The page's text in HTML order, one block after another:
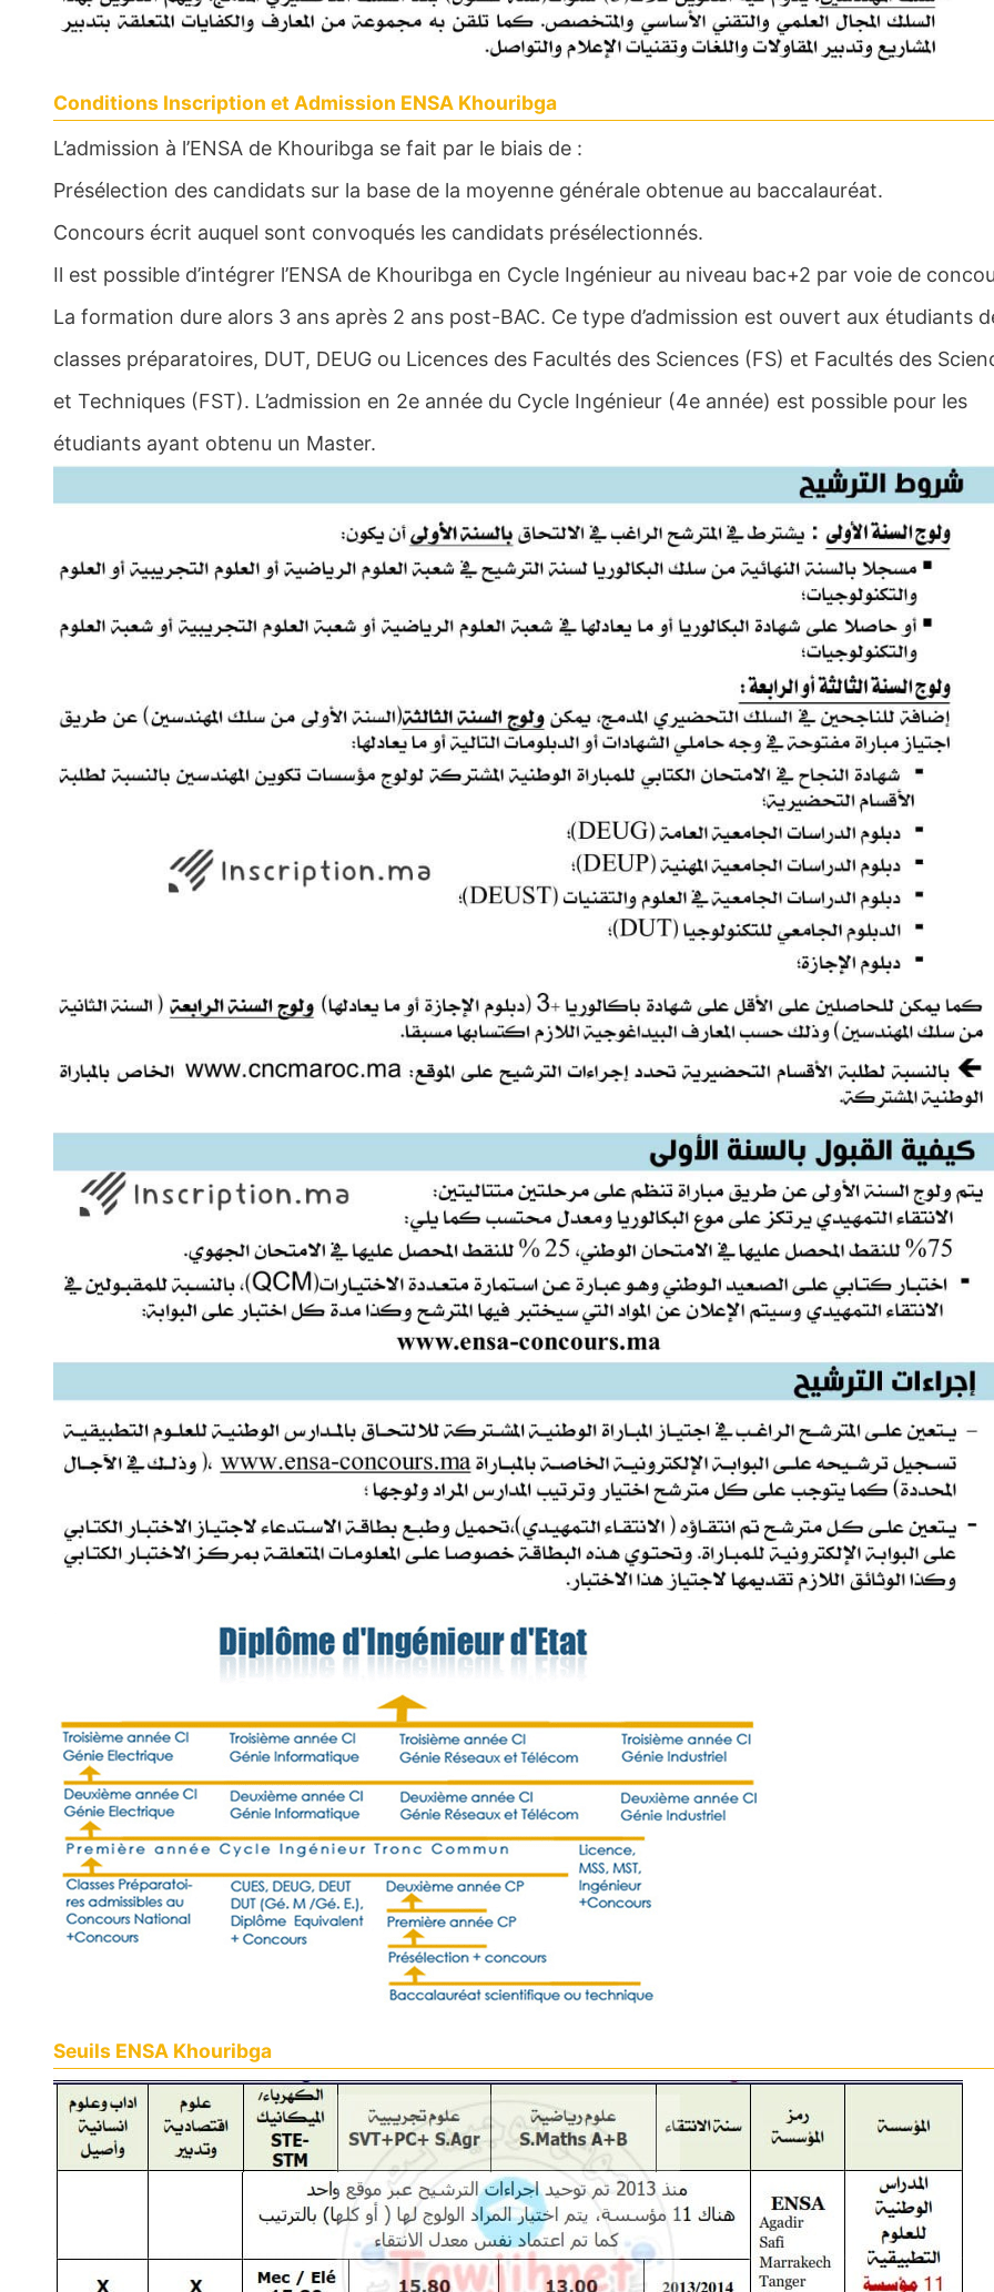
Conditions Inscription et Admission ENSA Khouribga
L’admission à l’ENSA de Khouribga se fait par le biais de :
Présélection des candidats sur la base de la moyenne générale obtenue au baccalauréat.
Concours écrit auquel sont convoqués les candidats présélectionnés.
Il est possible d’intégrer l’ENSA de Khouribga en Cycle Ingénieur au niveau bac+2 par voie de
La formation dure alors 3 ans après 2 ans post-BAC. Ce type d’admission est ouvert aux étudiants
classes préparatoires, DUT, DEUG ou Licences des Facultés des Sciences (FS) et Facultés des
et Techniques (FST). L’admission en 2e année du Cycle Ingénieur (4e année) est possible pour les
étudiants ayant obtenu un Master.
Seuils ENSA Khouribga